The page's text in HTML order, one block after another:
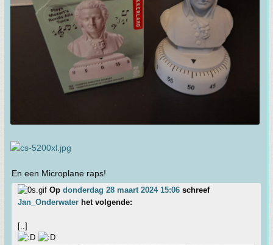
En een Microplane raps!
Op donderdag 28 maart 2024 15:06 schreef
Jan_Onderwater het volgende:
[..]